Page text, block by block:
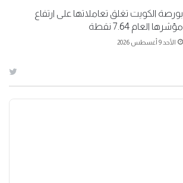
بورصة الكويت تغلق تعاملاتها على ارتفاع
مؤشرها العام 7.64 نقطة
الأحد 9 أغسطس 2026